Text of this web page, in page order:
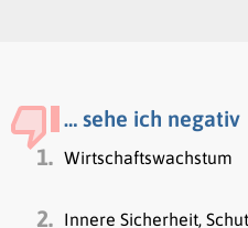
… sehe ich negativ
1. Wirtschaftswachstum
2.
Innere Sicherheit,